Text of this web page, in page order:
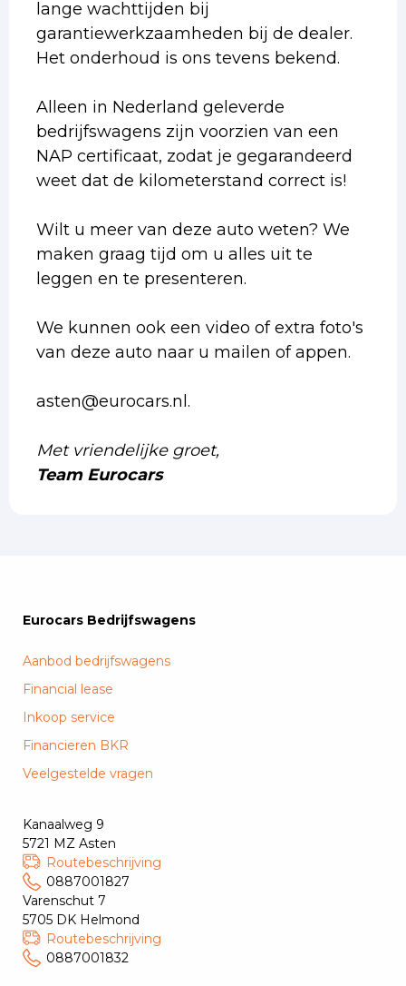
lange wachttijden bij
garantiewerkzaamheden bij de dealer.
Het onderhoud is ons tevens bekend.
Alleen in Nederland geleverde
bedrijfswagens zijn voorzien van een
NAP certificaat, zodat je gegarandeerd
weet dat de kilometerstand correct is!
Wilt u meer van deze auto weten? We
maken graag tijd om u alles uit te
leggen en te presenteren.
We kunnen ook een video of extra foto's
van deze auto naar u mailen of appen.
asten@eurocars.nl.
Met vriendelijke groet,
Team Eurocars
Eurocars Bedrijfswagens
Aanbod bedrijfswagens
Financial lease
Inkoop service
Financieren BKR
Veelgestelde vragen
Kanaalweg 9
5721 MZ Asten
Routebeschrijving
0887001827
Varenschut 7
5705 DK Helmond
Routebeschrijving
0887001832